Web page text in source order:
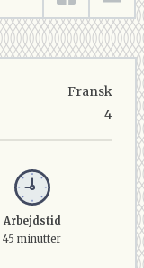
Fransk
4
Arbejdstid
45 minutter